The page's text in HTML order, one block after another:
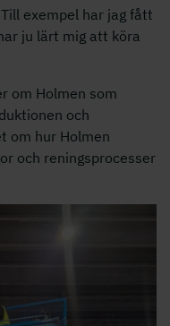
exempel har jag fått
ju lärt mig att köra
om Holmen som
och
om hur Holmen
och reningsprocesser